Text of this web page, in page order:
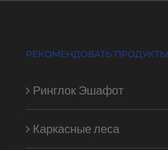
РЕКОМЕНДОВАТЬ ПРОДУКТЫ
Ринглок Эшафот
Каркасные леса